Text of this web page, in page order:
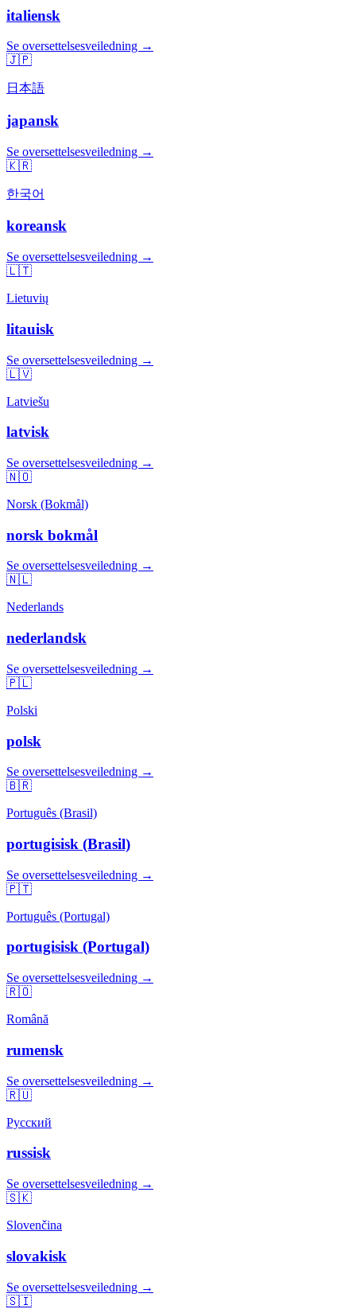
italiensk
Se oversettelsesveiledning →
🇯🇵
日本語
japansk
Se oversettelsesveiledning →
🇰🇷
한국어
koreansk
Se oversettelsesveiledning →
🇱🇹
Lietuvių
litauisk
Se oversettelsesveiledning →
🇱🇻
Latviešu
latvisk
Se oversettelsesveiledning →
🇳🇴
Norsk (Bokmål)
norsk bokmål
Se oversettelsesveiledning →
🇳🇱
Nederlands
nederlandsk
Se oversettelsesveiledning →
🇵🇱
Polski
polsk
Se oversettelsesveiledning →
🇧🇷
Português (Brasil)
portugisisk (Brasil)
Se oversettelsesveiledning →
🇵🇹
Português (Portugal)
portugisisk (Portugal)
Se oversettelsesveiledning →
🇷🇴
Română
rumensk
Se oversettelsesveiledning →
🇷🇺
Русский
russisk
Se oversettelsesveiledning →
🇸🇰
Slovenčina
slovakisk
Se oversettelsesveiledning →
🇸🇮